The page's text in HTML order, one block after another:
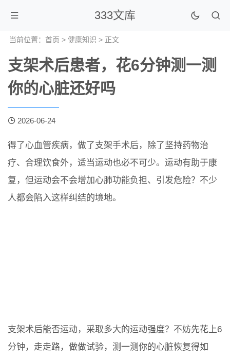
333文库
当前位置： 首页 > 健康知识 > 正文
支架术后患者，花6分钟测一测
你的心脏还好吗
2026-06-24
得了心血管疾病，做了支架手术后，除了坚持药物治
疗、合理饮食外，适当运动也必不可少。运动有助于康
复，但运动会不会增加心肺功能负担、引发危险？不少
人都会陷入这样纠结的境地。
支架术后能否运动，采取多大的运动强度？不妨先花上6
分钟，走走路，做做试验，测一测你的心脏恢复得如